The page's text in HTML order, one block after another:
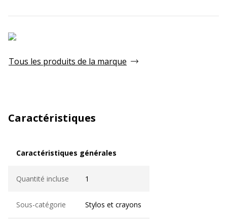
Tous les produits de la marque
Caractéristiques
Caractéristiques générales
Quantité incluse 1
Sous-catégorie Stylos et crayons